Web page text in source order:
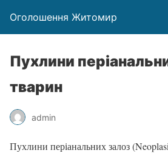
Оголошення Житомир
Пухлини
тварин
admin
Пухлини періанальних залоз